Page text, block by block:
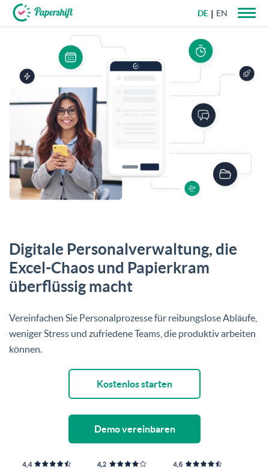
+49 721 50 95 79 69
DE EN
Digitale Personal­verwaltung, die
Excel-Chaos und Papierkram
überflüssig macht
Vereinfachen Sie Personalprozesse für reibungslose Abläufe,
weniger Stress und zufriedene Teams, die produktiv arbeiten
können.
Kostenlos starten
Demo vereinbaren